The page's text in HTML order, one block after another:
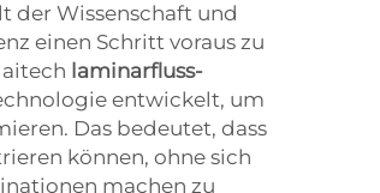
der Wissenschaft und
einen Schritt voraus zu
laminarfluss-
entwickelt, um
Das bedeutet, dass
können, ohne sich
machen zu